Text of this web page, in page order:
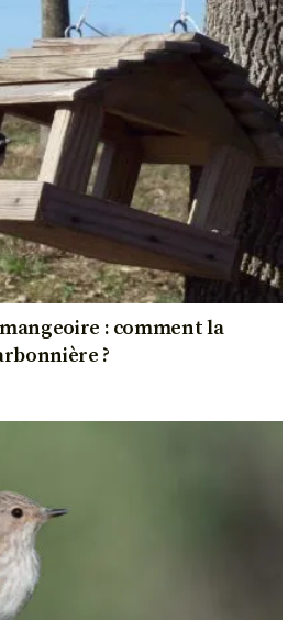
: comment la
?